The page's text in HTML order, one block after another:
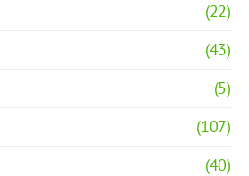
(22)
(43)
(5)
(107)
(40)